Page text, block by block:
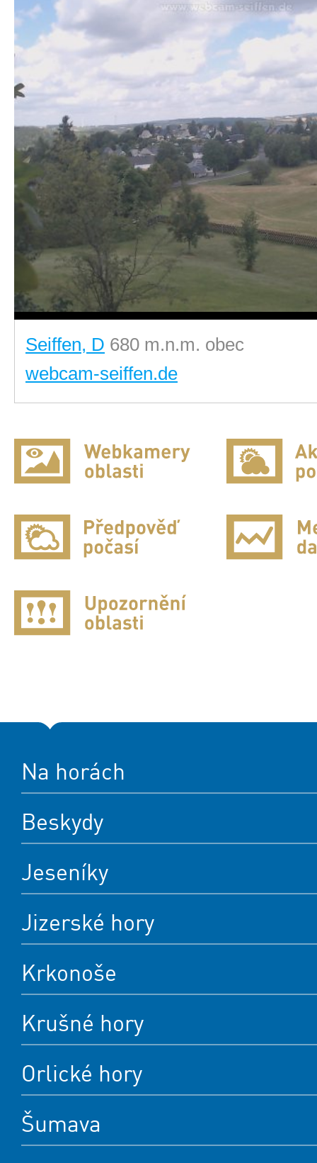
Seiffen, D 680 m.n.m. obec
webcam-seiffen.de
Na horách
Beskydy
Jeseníky
Jizerské hory
Krkonoše
Krušné hory
Orlické hory
Šumava